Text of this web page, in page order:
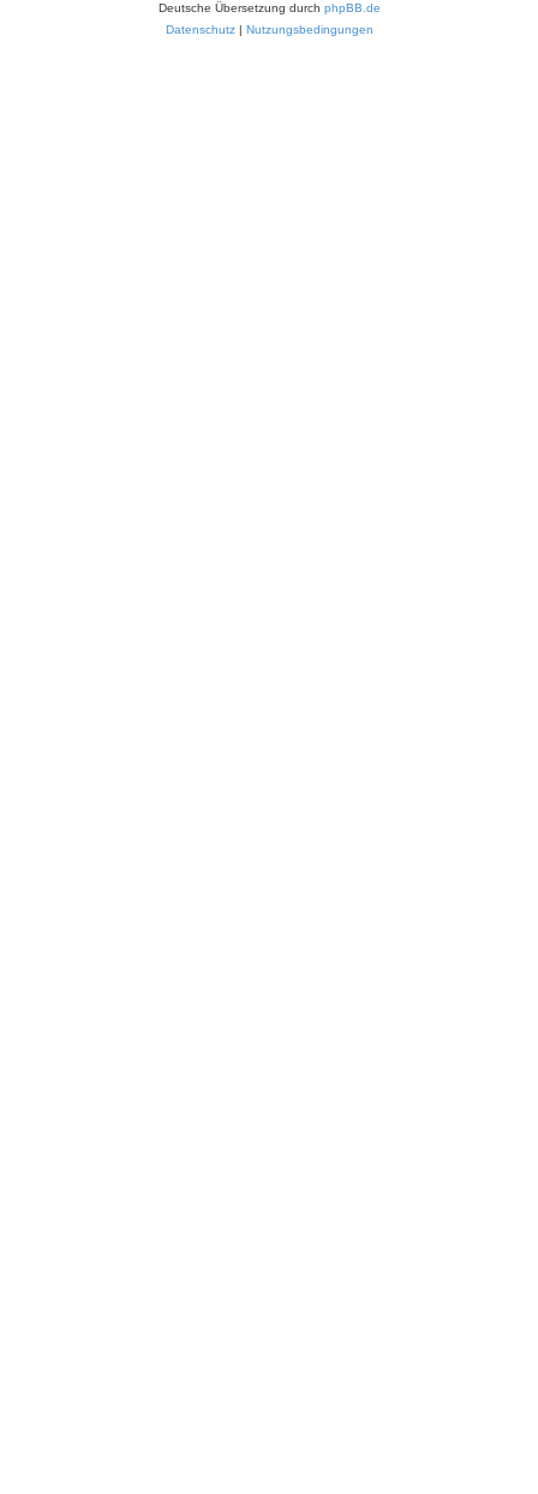
Deutsche Übersetzung durch phpBB.de
Datenschutz| Nutzungsbedingungen